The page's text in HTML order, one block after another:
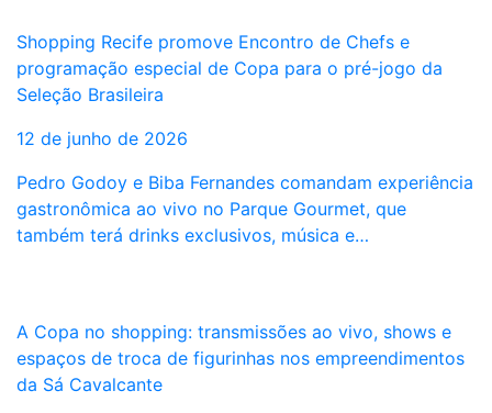
Shopping Recife promove Encontro de Chefs e
programação especial de Copa para o pré-jogo da
Seleção Brasileira
12 de junho de 2026
Pedro Godoy e Biba Fernandes comandam experiência
gastronômica ao vivo no Parque Gourmet, que
também terá drinks exclusivos, música e…
A Copa no shopping: transmissões ao vivo, shows e
espaços de troca de figurinhas nos empreendimentos
da Sá Cavalcante